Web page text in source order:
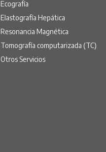
Ecografía
Elastografía Hepática
Resonancia Magnética
Tomografía computarizada (TC)
Otros Servicios